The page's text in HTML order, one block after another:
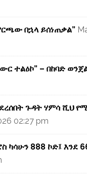
በኋላ ይሰነጠቃል”
ተልዕኮ” – በከባድ
ጉዳት ሃምሳ ሺህ
02:27 pm
ካሳሁን 888 ኮድ፤ እንደ